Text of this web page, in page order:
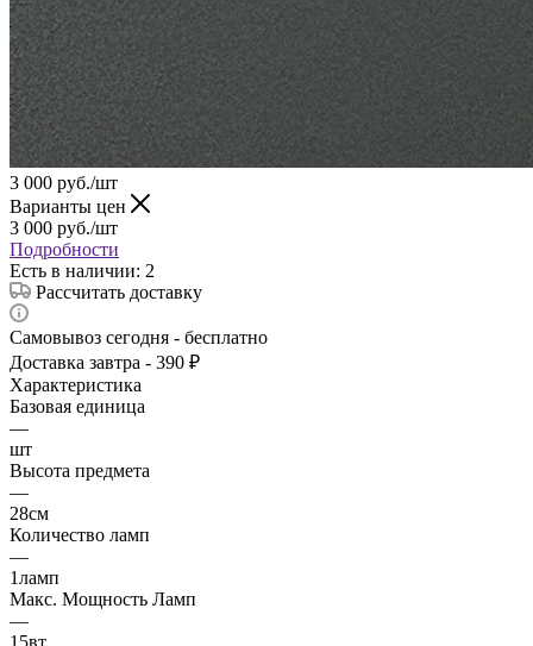
3 000 руб./шт
Варианты цен
3 000 руб./шт
Подробности
Есть в наличии: 2
Рассчитать доставку
Самовывоз сегодня - бесплатно
Доставка завтра - 390 ₽
Характеристика
Базовая единица
—
шт
Высота предмета
—
28см
Количество ламп
—
1ламп
Макс. Мощность Ламп
—
15вт